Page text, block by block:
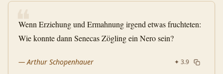
❝
Wenn Erziehung und Ermahnung irgend etwas fruchteten:
Wie konnte dann Senecas Zögling ein Nero sein?
—Arthur Schopenhauer ✦ 3.9